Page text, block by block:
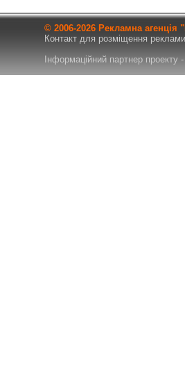
© 2006-2026 Рекламна
Контакт для розміщення
Інформаційний партнер проекту